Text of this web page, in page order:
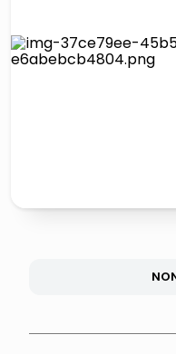
airpods
pattumiera raccolta